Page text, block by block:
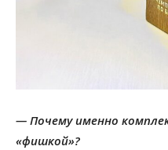
— Почему именно
«фишкой»?